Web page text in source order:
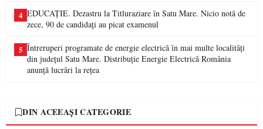
4 EDUCAȚIE. Dezastru la Titluraziare în Satu Mare. Nicio notă de
zece, 90 de candidați au picat examenul
5 Întreruperi programate de energie electrică în mai multe localități
din județul Satu Mare. Distribuție Energie Electrică România
anunță lucrări la rețea
DIN ACEEAȘI CATEGORIE